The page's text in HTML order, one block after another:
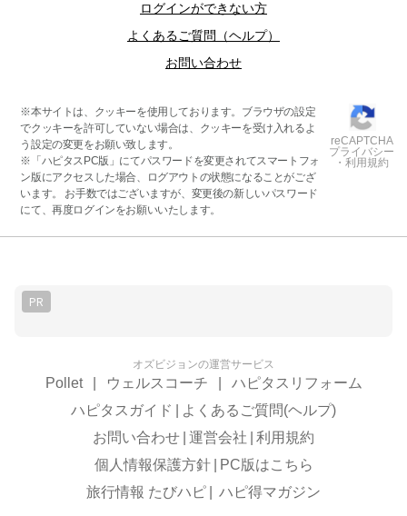
ログインができない方
よくあるご質問（ヘルプ）
お問い合わせ
※本サイトは、クッキーを使用しております。ブラウザの設定
でクッキーを許可していない場合は、クッキーを受け入れるよ
う設定の変更をお願い致します。
※「ハピタスPC版」にてパスワードを変更されてスマートフォ
ン版にアクセスした場合、ログアウトの状態になることがござ
います。 お手数ではございますが、変更後の新しいパスワード
にて、再度ログインをお願いいたします。
reCAPTCHA
プライバシー
・利用規約
PR
オズビジョンの運営サービス
Pollet ウェルスコーチ
ハピタスリフォーム
ハピタスガイド
よくあるご質問(ヘルプ)
お問い合わせ 運営会社
利用規約
個人情報保護方針
PC版はこちら
旅行情報 たびハピ
ハピ得マガジン